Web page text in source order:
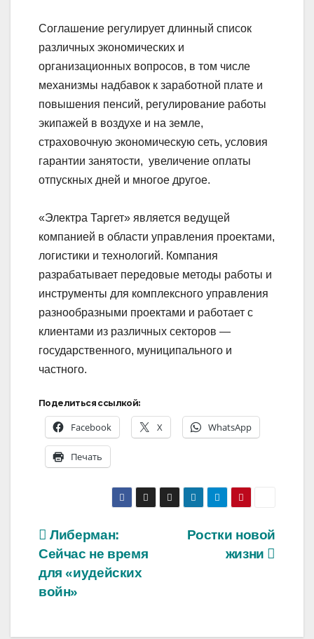
Соглашение регулирует длинный список
различных экономических и
организационных вопросов, в том числе
механизмы надбавок к заработной плате и
повышения пенсий, регулирование работы
экипажей в воздухе и на земле,
страховочную экономическую сеть, условия
гарантии занятости, увеличение оплаты
отпускных дней и многое другое.
«Электра Таргет» является ведущей
компанией в области управления проектами,
логистики и технологий. Компания
разрабатывает передовые методы работы и
инструменты для комплексного управления
разнообразными проектами и работает с
клиентами из различных секторов —
государственного, муниципального и
частного.
Поделиться ссылкой:
Facebook X WhatsApp
Печать
Навигация
по
записям
Ростки новой
жизни
Либерман:
Сейчас не время
для «иудейских
войн»